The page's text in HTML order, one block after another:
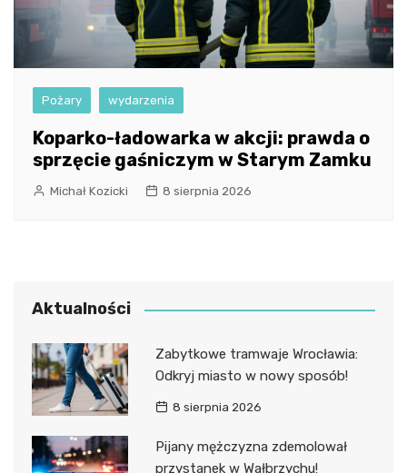
Pożary wydarzenia
Koparko-ładowarka w akcji: prawda o
sprzęcie gaśniczym w Starym Zamku
Michał Kozicki 8 sierpnia 2026
Aktualności
Zabytkowe tramwaje Wrocławia:
Odkryj miasto w nowy sposób!
8 sierpnia 2026
Pijany mężczyzna zdemolował
przystanek w Wałbrzychu!